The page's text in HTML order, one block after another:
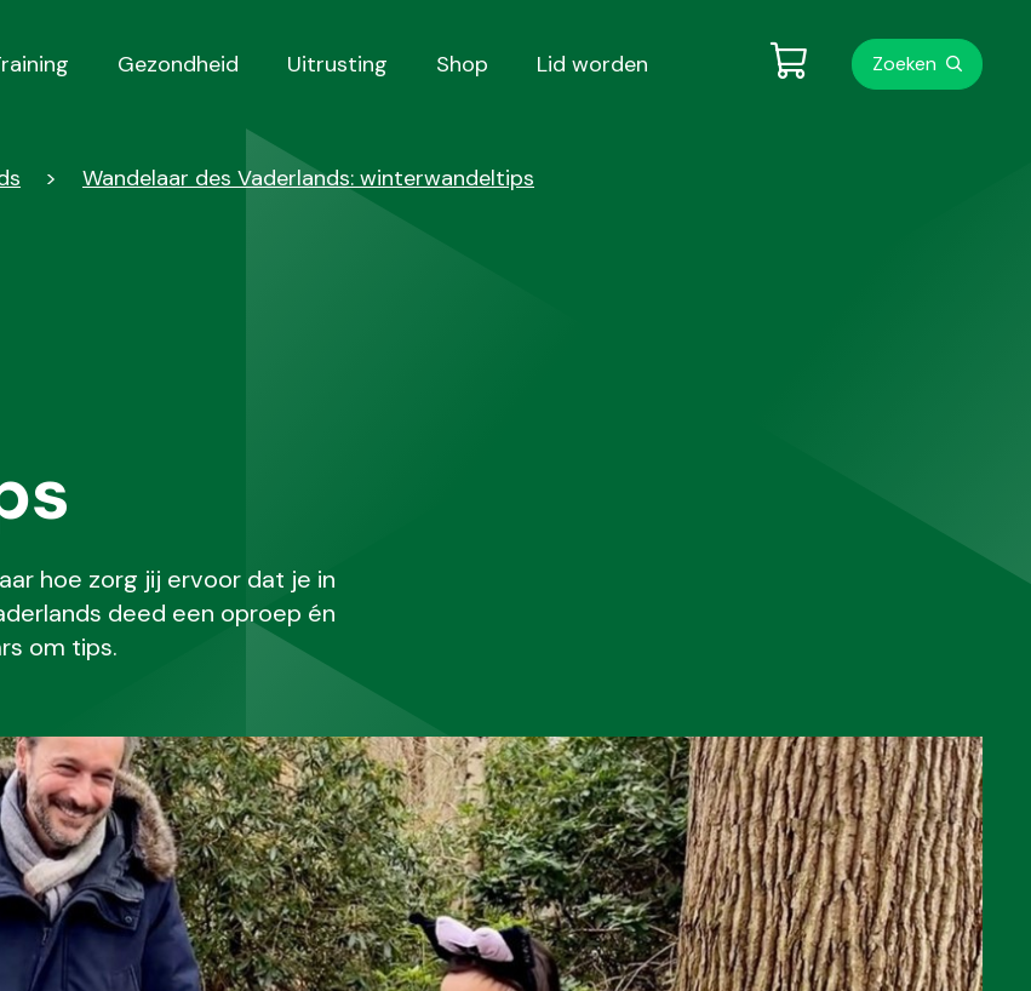
Gezondheid Uitrusting Shop Lid worden Zoeken
Wandelaar des Vaderlands: winterwandeltips
hoe zorg jij ervoor dat je in
deed een oproep én
om tips.